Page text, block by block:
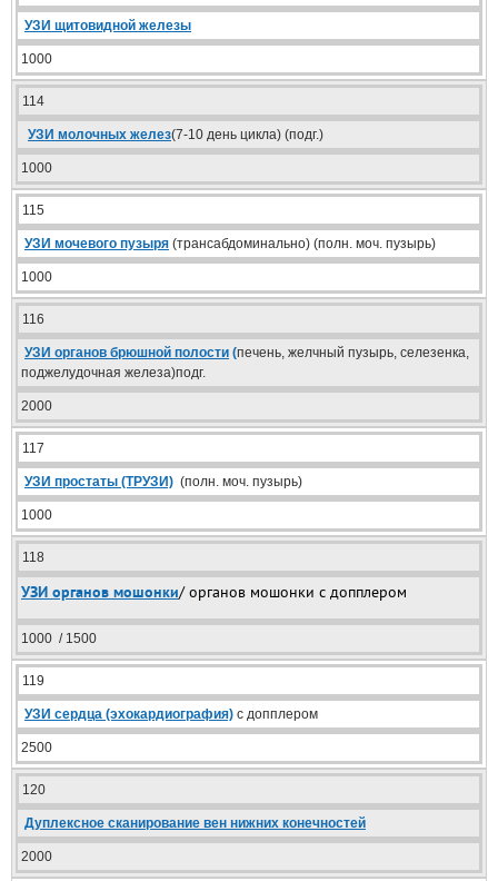
УЗИ щитовидной железы
1000
114
УЗИ молочных желез(7-10 день цикла) (подг.)
1000
115
УЗИ мочевого пузыря (трансабдоминально) (полн. моч. пузырь)
1000
116
УЗИ органов брюшной полости (печень, желчный пузырь, селезенка,
поджелудочная железа)подг.
2000
117
УЗИ простаты (ТРУЗИ) (полн. моч. пузырь)
1000
118
УЗИ органов мошонки/ органов мошонки с допплером
1000 / 1500
119
УЗИ сердца (эхокардиография) с допплером
2500
120
Дуплексное сканирование вен нижних конечностей
2000